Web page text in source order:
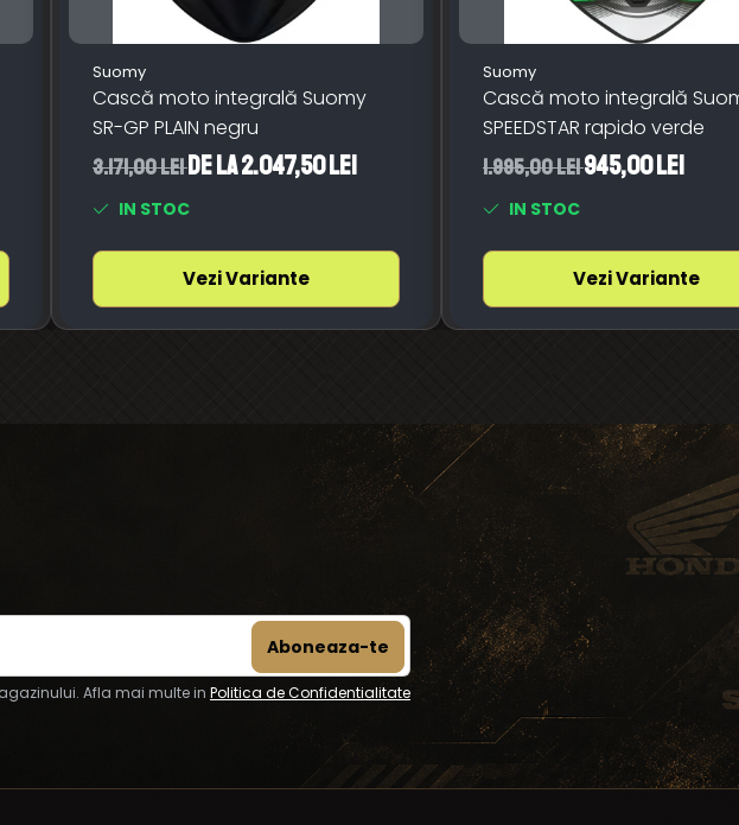
Suomy
Cască moto integrală Suomy
SR-GP PLAIN negru
3.171,00 Leide la 2.047,50 Lei
IN STOC
Vezi Variante
Suomy
Cască moto integrală
SPEEDSTAR rapido verde
1.995,00 Lei945,00 Lei
IN STOC
Vezi Variante
Afla mai multe in Politica de Confidentialitate